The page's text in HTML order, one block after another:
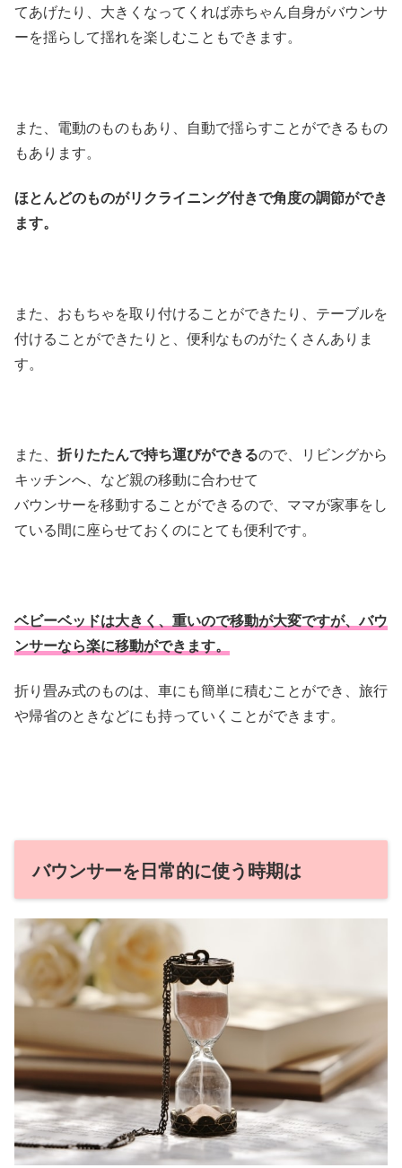
てあげたり、大きくなってくれば赤ちゃん自身がバウンサ
ーを揺らして揺れを楽しむこともできます。
また、電動のものもあり、自動で揺らすことができるもの
もあります。
ほとんどのものがリクライニング付きで角度の調節ができ
ます。
また、おもちゃを取り付けることができたり、テーブルを
付けることができたりと、便利なものがたくさんありま
す。
また、 折りたたんで持ち運びができるので、リビングから
キッチンへ、など親の移動に合わせて
バウンサーを移動することができるので、ママが家事をし
ている間に座らせておくのにとても便利です。
ベビーベッドは大きく、重いので移動が大変ですが、バウ
ンサーなら楽に移動ができます。
折り畳み式のものは、車にも簡単に積むことができ、旅行
や帰省のときなどにも持っていくことができます。
バウンサーを日常的に使う時期は